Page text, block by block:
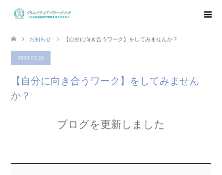
お知らせ 【自分に向き合うワーク】をしてみませんか？
2023.03.24
【自分に向き合うワーク】をしてみません
か？
ブログを更新しました